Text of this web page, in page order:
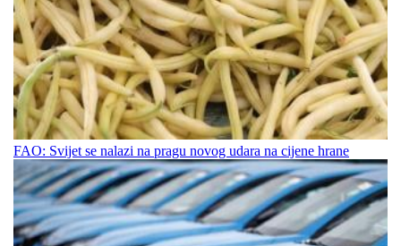
FAO: Svijet se nalazi na pragu novog udara na cijene hrane